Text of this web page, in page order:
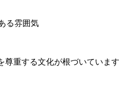
る雰囲気
重する文化が根づいています